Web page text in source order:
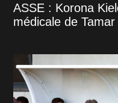
ASSE : Korona
médicale de Tamar